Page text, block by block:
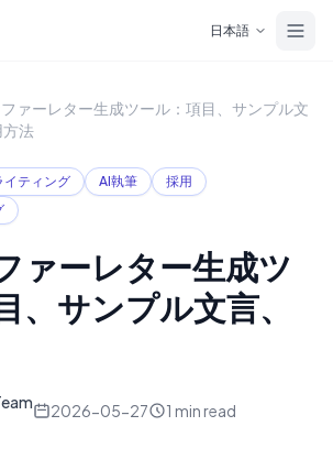
日本語
ァーレター生成ツール：項目、サンプル文
法
イティング AI執筆
採用
ァーレター生成ツ
、サンプル文言、
2026-05-27 1 min read